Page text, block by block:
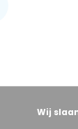
Wij